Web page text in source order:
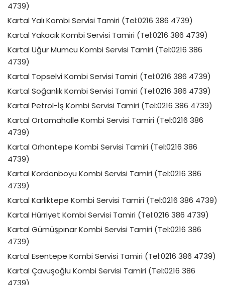
4739)
Kartal Yalı Kombi Servisi Tamiri (Tel:0216 386 4739)
Kartal Yakacık Kombi Servisi Tamiri (Tel:0216 386 4739)
Kartal Uğur Mumcu Kombi Servisi Tamiri (Tel:0216 386
4739)
Kartal Topselvi Kombi Servisi Tamiri (Tel:0216 386 4739)
Kartal Soğanlık Kombi Servisi Tamiri (Tel:0216 386 4739)
Kartal Petrol-İş Kombi Servisi Tamiri (Tel:0216 386 4739)
Kartal Ortamahalle Kombi Servisi Tamiri (Tel:0216 386
4739)
Kartal Orhantepe Kombi Servisi Tamiri (Tel:0216 386
4739)
Kartal Kordonboyu Kombi Servisi Tamiri (Tel:0216 386
4739)
Kartal Karlıktepe Kombi Servisi Tamiri (Tel:0216 386 4739)
Kartal Hürriyet Kombi Servisi Tamiri (Tel:0216 386 4739)
Kartal Gümüşpınar Kombi Servisi Tamiri (Tel:0216 386
4739)
Kartal Esentepe Kombi Servisi Tamiri (Tel:0216 386 4739)
Kartal Çavuşoğlu Kombi Servisi Tamiri (Tel:0216 386
4739)